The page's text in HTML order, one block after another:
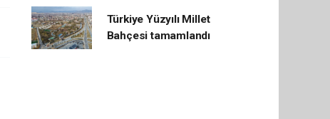
Türkiye Yüzyılı Millet
Bahçesi tamamlandı